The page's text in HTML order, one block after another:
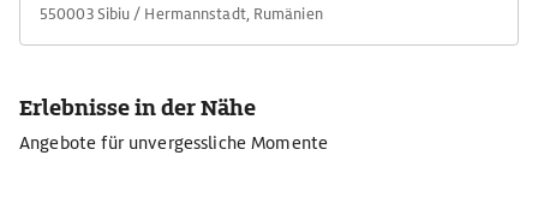
550003 Sibiu / Hermannstadt, Rumänien
Erlebnisse in der Nähe
Angebote für unvergessliche Momente